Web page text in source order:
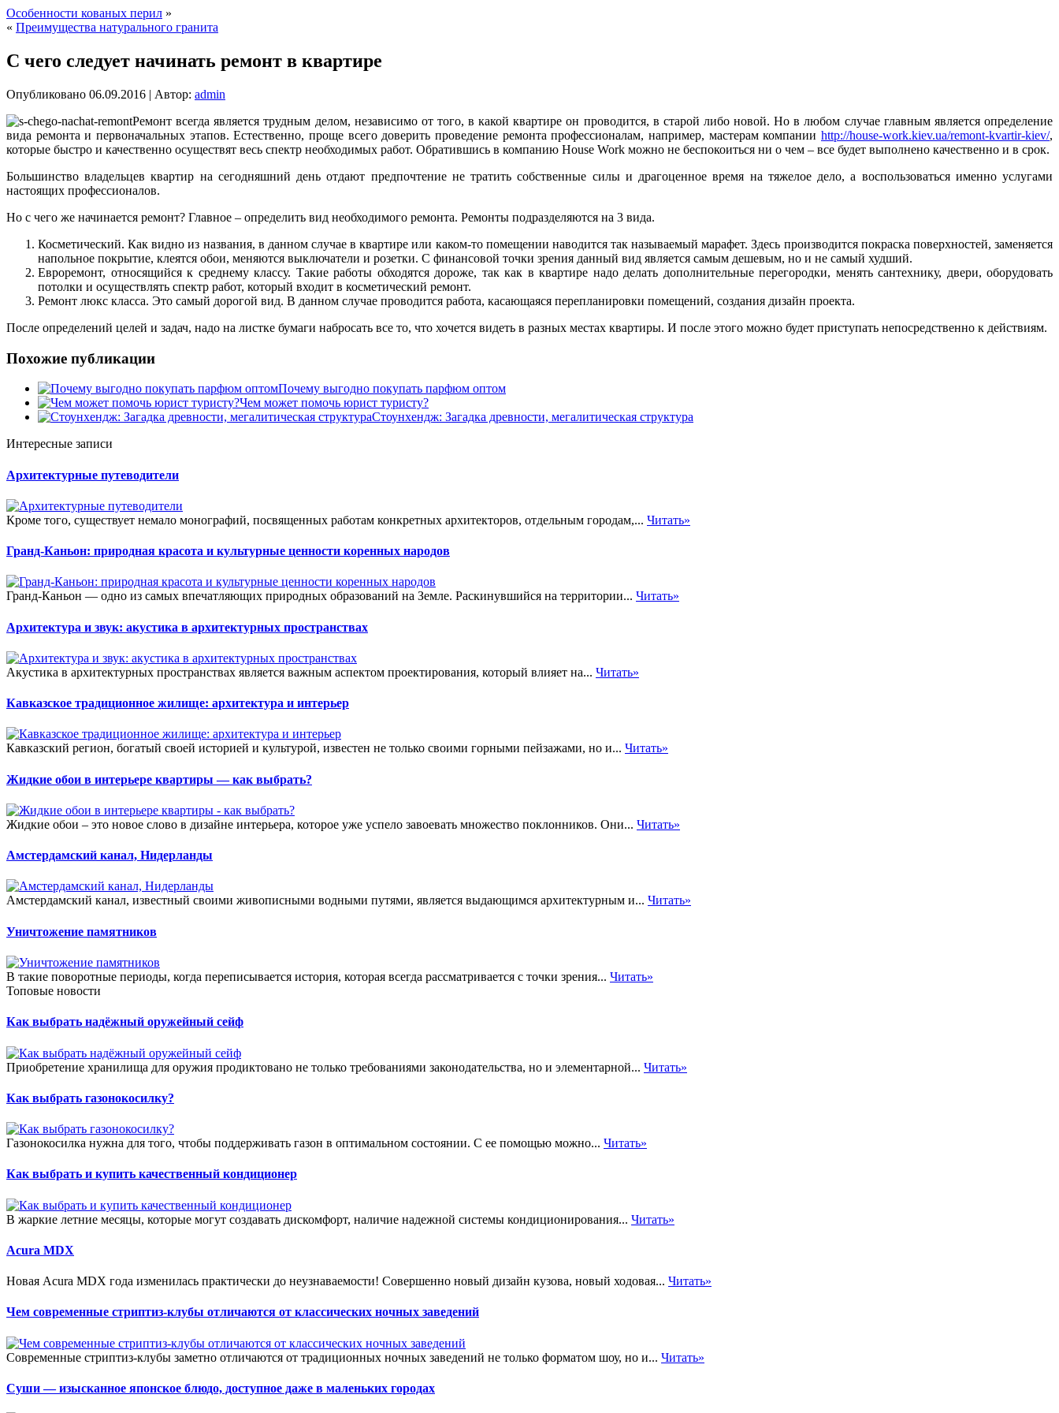
Особенности кованых перил »
« Преимущества натурального гранита
С чего следует начинать ремонт в квартире
Опубликовано 06.09.2016 | Автор: admin
Ремонт всегда является трудным делом, независимо от того, в какой квартире он проводится, в старой либо новой. Но в любом случае главным является определение
вида ремонта и первоначальных этапов. Естественно, проще всего доверить проведение ремонта профессионалам, например, мастерам компании http://house-work.kiev.ua/remont-kvartir-kiev/,
которые быстро и качественно осуществят весь спектр необходимых работ. Обратившись в компанию House Work можно не беспокоиться ни о чем – все будет выполнено качественно и в срок.
Большинство владельцев квартир на сегодняшний день отдают предпочтение не тратить собственные силы и драгоценное время на тяжелое дело, а воспользоваться именно услугами
настоящих профессионалов.
Но с чего же начинается ремонт? Главное – определить вид необходимого ремонта. Ремонты подразделяются на 3 вида.
Косметический. Как видно из названия, в данном случае в квартире или каком-то помещении наводится так называемый марафет. Здесь производится покраска поверхностей, заменяется
напольное покрытие, клеятся обои, меняются выключатели и розетки. С финансовой точки зрения данный вид является самым дешевым, но и не самый худший.
Евроремонт, относящийся к среднему классу. Такие работы обходятся дороже, так как в квартире надо делать дополнительные перегородки, менять сантехнику, двери, оборудовать
потолки и осуществлять спектр работ, который входит в косметический ремонт.
Ремонт люкс класса. Это самый дорогой вид. В данном случае проводится работа, касающаяся перепланировки помещений, создания дизайн проекта.
После определений целей и задач, надо на листке бумаги набросать все то, что хочется видеть в разных местах квартиры. И после этого можно будет приступать непосредственно к действиям.
Похожие публикации
Почему выгодно покупать парфюм оптом
Чем может помочь юрист туристу?
Стоунхендж: Загадка древности, мегалитическая структура
Интересные записи
Архитектурные путеводители
Кроме того, существует немало монографий, посвященных работам конкретных архитекторов, отдельным городам,... Читать»
Гранд-Каньон: природная красота и культурные ценности коренных народов
Гранд-Каньон — одно из самых впечатляющих природных образований на Земле. Раскинувшийся на территории... Читать»
Архитектура и звук: акустика в архитектурных пространствах
Акустика в архитектурных пространствах является важным аспектом проектирования, который влияет на... Читать»
Кавказское традиционное жилище: архитектура и интерьер
Кавказский регион, богатый своей историей и культурой, известен не только своими горными пейзажами, но и... Читать»
Жидкие обои в интерьере квартиры — как выбрать?
Жидкие обои – это новое слово в дизайне интерьера, которое уже успело завоевать множество поклонников. Они... Читать»
Амстердамский канал, Нидерланды
Амстердамский канал, известный своими живописными водными путями, является выдающимся архитектурным и... Читать»
Уничтожение памятников
В такие поворотные периоды, когда переписывается история, которая всегда рассматривается с точки зрения... Читать»
Топовые новости
Как выбрать надёжный оружейный сейф
Приобретение хранилища для оружия продиктовано не только требованиями законодательства, но и элементарной... Читать»
Как выбрать газонокосилку?
Газонокосилка нужна для того, чтобы поддерживать газон в оптимальном состоянии. С ее помощью можно... Читать»
Как выбрать и купить качественный кондиционер
В жаркие летние месяцы, которые могут создавать дискомфорт, наличие надежной системы кондиционирования... Читать»
Acura MDX
Новая Acura MDX года изменилась практически до неузнаваемости! Совершенно новый дизайн кузова, новый ходовая... Читать»
Чем современные стриптиз-клубы отличаются от классических ночных заведений
Современные стриптиз-клубы заметно отличаются от традиционных ночных заведений не только форматом шоу, но и... Читать»
Суши — изысканное японское блюдо, доступное даже в маленьких городах